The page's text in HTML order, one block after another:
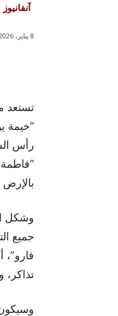
آنفانيوز
8 يناير، 2026
تستعد
“فاطمة
بالإرض
وشكل